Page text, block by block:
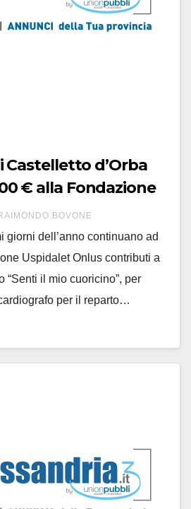
Castelletto d’Orba
€ alla Fondazione
il mio
BOVONE
giorni dell’anno continuano ad
Uspidalet Onlus contributi a
“Senti il mio cuoricino”, per
per il reparto…